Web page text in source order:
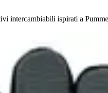
intercambiabili ispirati a